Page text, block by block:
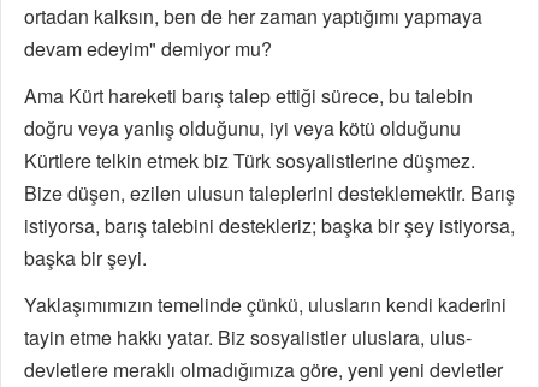
ortadan kalksın, ben de her zaman yaptığımı yapmaya
devam edeyim" demiyor mu?
Ama Kürt hareketi barış talep ettiği sürece, bu talebin
doğru veya yanlış olduğunu, iyi veya kötü olduğunu
Kürtlere telkin etmek biz Türk sosyalistlerine düşmez.
Bize düşen, ezilen ulusun taleplerini desteklemektir. Barış
istiyorsa, barış talebini destekleriz; başka bir şey istiyorsa,
başka bir şeyi.
Yaklaşımımızın temelinde çünkü, ulusların kendi kaderini
tayin etme hakkı yatar. Biz sosyalistler uluslara, ulus-
devletlere meraklı olmadığımıza göre, yeni yeni devletler